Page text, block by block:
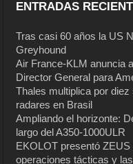
ENTRADAS
Tras casi 60 años la US
Greyhound
Air France-KLM anuncia
Director General para
Thales multiplica por
radares en Brasil
Ampliando el horizonte:
largo del A350-1000ULR
EKOLOT presentó
operaciones tácticas y